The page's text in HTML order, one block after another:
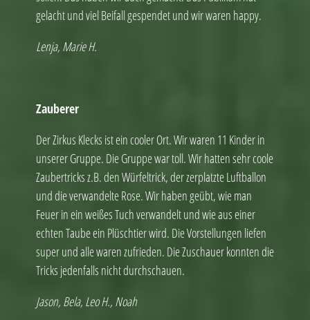
gelacht und viel Beifall gespendet und wir waren happy.
Lenja, Marie H.
Zauberer
Der Zirkus Klecks ist ein cooler Ort. Wir waren 11 Kinder in
unserer Gruppe. Die Gruppe war toll. Wir hatten sehr coole
Zaubertricks z.B. den Würfeltrick, der zerplatzte Luftballon
und die verwandelte Rose. Wir haben geübt, wie man
Feuer in ein weißes Tuch verwandelt und wie aus einer
echten Taube ein Plüschtier wird. Die Vorstellungen liefen
super und alle waren zufrieden. Die Zuschauer konnten die
Tricks jedenfalls nicht durchschauen.
Jason, Bela, Leo H., Noah